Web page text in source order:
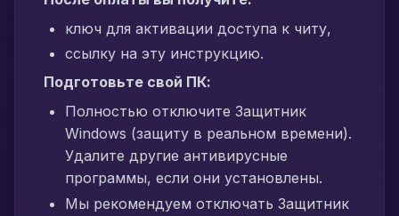
ключ для активации доступа к читу,
ссылку на эту инструкцию.
Подготовьте свой ПК:
Полностью отключите Защитник
Windows (защиту в реальном времени).
Удалите другие антивирусные
программы, если они установлены.
Мы рекомендуем отключать Защитник